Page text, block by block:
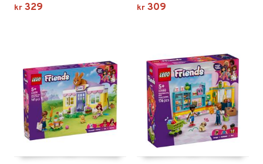
kr 329 kr 309